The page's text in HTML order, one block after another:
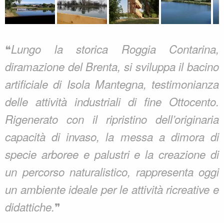
❝Lungo la storica Roggia Contarina,
diramazione del Brenta, si sviluppa il bacino
artificiale di Isola Mantegna, testimonianza
delle attività industriali di fine Ottocento.
Rigenerato con il ripristino dell’originaria
capacità di invaso, la messa a dimora di
specie arboree e palustri e la creazione di
un percorso naturalistico, rappresenta oggi
un ambiente ideale per le attività ricreative e
didattiche.❞